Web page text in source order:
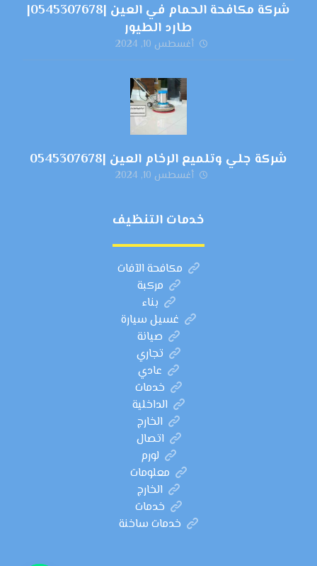
شركة مكافحة الحمام في العين |0545307678|
طارد الطيور
أغسطس 10, 2024
شركة جلي وتلميع الرخام العين |0545307678
أغسطس 10, 2024
خدمات التنظيف
مكافحة الآفات
مركبة
بناء
غسيل سيارة
صيانة
تجاري
عادي
خدمات
الداخلية
الخارج
اتصال
لورم
معلومات
الخارج
خدمات
خدمات ساخنة